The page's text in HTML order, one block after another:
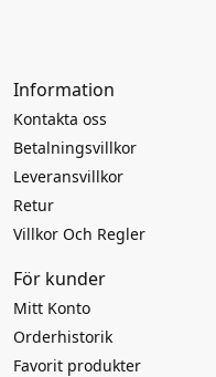
Information
Kontakta oss
Betalningsvillkor
Leveransvillkor
Retur
Villkor Och Regler
För kunder
Mitt Konto
Orderhistorik
Favorit produkter